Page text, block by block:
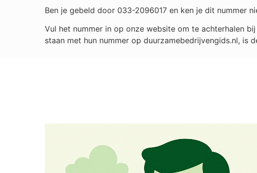
Ben je gebeld door 033-2096017 en ken je dit nummer
Vul het nummer in op onze website om te achterhalen
staan met hun nummer op duurzamebedrijvengids.nl,